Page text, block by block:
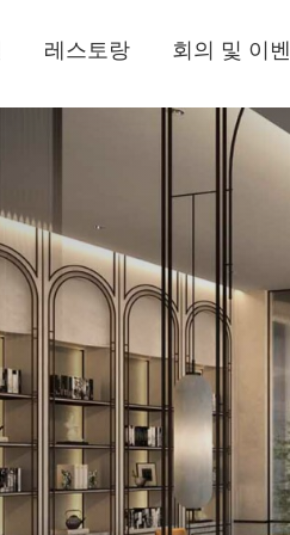
레스토랑 회의 및 이